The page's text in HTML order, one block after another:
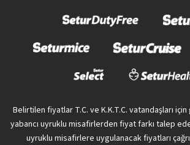
Belirtilen fiyatlar T.C. ve K.K.T.C. vatandaşları
yabancı uyruklu misafirlerden fiyat farkı talep
uyruklu misafirlere uygulanacak fiyatları